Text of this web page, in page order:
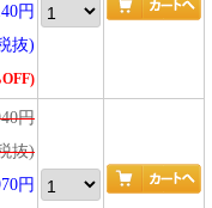
円
抜)
円
抜)
円